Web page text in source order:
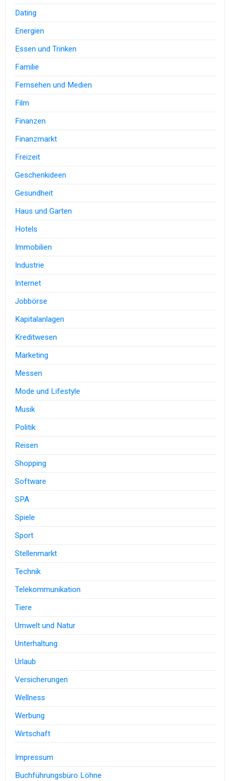
Dating
Energien
Essen und Trinken
Familie
Fernsehen und Medien
Film
Finanzen
Finanzmarkt
Freizeit
Geschenkideen
Gesundheit
Haus und Garten
Hotels
Immobilien
Industrie
Internet
Jobbörse
Kapitalanlagen
Kreditwesen
Marketing
Messen
Mode und Lifestyle
Musik
Politik
Reisen
Shopping
Software
SPA
Spiele
Sport
Stellenmarkt
Technik
Telekommunikation
Tiere
Umwelt und Natur
Unterhaltung
Urlaub
Versicherungen
Wellness
Werbung
Wirtschaft
Impressum
Buchführungsbüro Löhne